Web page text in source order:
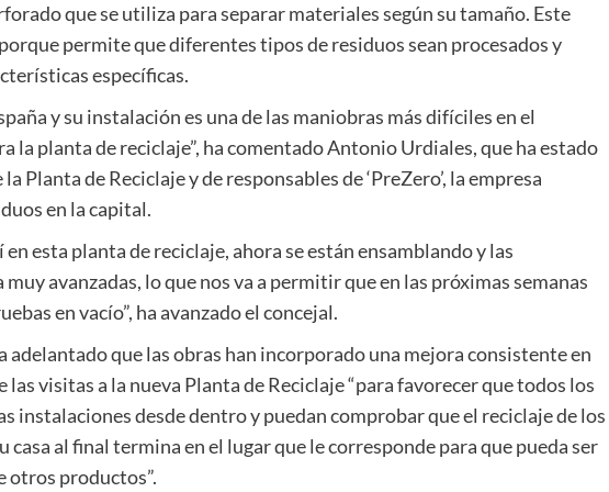
que se utiliza para separar materiales según su tamaño. Este
permite que diferentes tipos de residuos sean procesados y
específicas.
y su instalación es una de las maniobras más difíciles en el
la planta de reciclaje”, ha comentado Antonio Urdiales, que ha estado
Planta de Reciclaje y de responsables de ‘PreZero’, la empresa
en la capital.
esta planta de reciclaje, ahora se están ensamblando y las
avanzadas, lo que nos va a permitir que en las próximas semanas
en vacío”, ha avanzado el concejal.
que las obras han incorporado una mejora consistente en
las visitas a la nueva Planta de Reciclaje “para favorecer que todos los
instalaciones desde dentro y puedan comprobar que el reciclaje de los
casa al final termina en el lugar que le corresponde para que pueda ser
otros productos”.